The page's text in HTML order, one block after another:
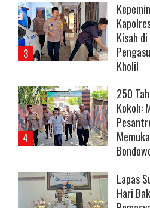
Kisah
Kholil
250
Kokoh:
Lapas
Hari